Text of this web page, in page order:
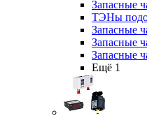
Запасные
ТЭНы
Запасные
Запасные
Запасные
Ещё 1